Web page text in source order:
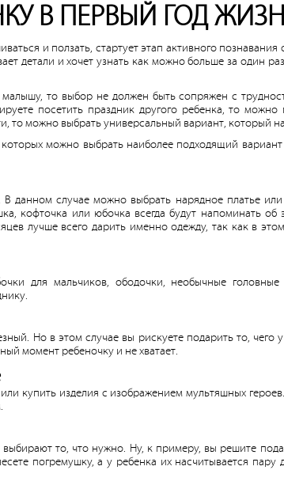
В ПЕРВЫЙ ГОД
и ползать, стартует этап активного
детали и хочет узнать как можно больше за один
то выбор не должен быть сопряжен с
посетить праздник другого ребенка, то
то можно выбрать универсальный вариант, который
можно выбрать наиболее подходящий
В данном случае можно выбрать нарядное платье
кофточка или юбочка всегда будут напоминать
лучше всего дарить именно одежду, так как в
для мальчиков, ободочки, необычные
Но в этом случае вы рискуете подарить то, чего
момент ребеночку и не хватает.
купить изделия с изображением мультяшных
выбирают то, что нужно. Ну, к примеру, вы решите
погремушку, а у ребенка их насчитывается